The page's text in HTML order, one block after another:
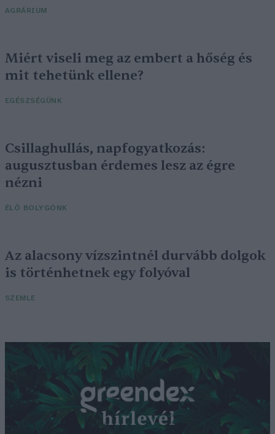
AGRÁRIUM
Miért viseli meg az embert a hőség és
mit tehetünk ellene?
EGÉSZSÉGÜNK
Csillaghullás, napfogyatkozás:
augusztusban érdemes lesz az égre
nézni
ÉLŐ BOLYGÓNK
Az alacsony vízszintnél durvább dolgok
is történhetnek egy folyóval
SZEMLE